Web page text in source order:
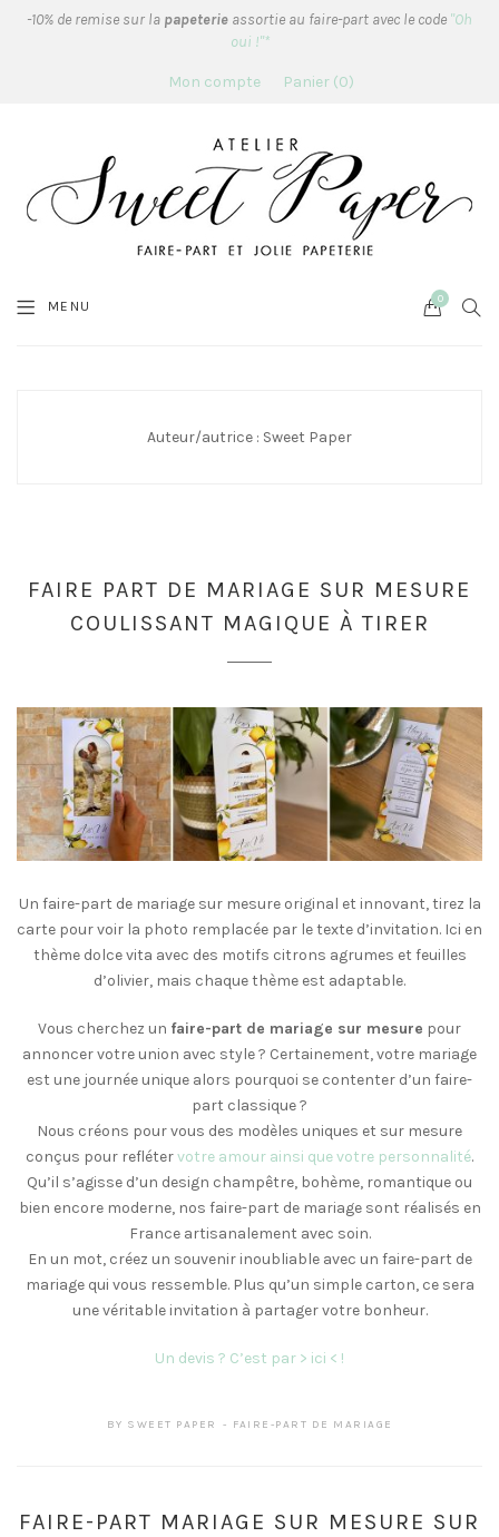
-10% de remise sur la papeterie assortie au faire-part avec le code "Oh
oui !"*
Mon compte Panier 0
MENU Cart
0
Auteur/autrice : Sweet Paper
FAIRE PART DE MARIAGE SUR MESURE
COULISSANT MAGIQUE À TIRER
Un faire-part de mariage sur mesure original et innovant, tirez la
carte pour voir la photo remplacée par le texte d’invitation. Ici en
thème dolce vita avec des motifs citrons agrumes et feuilles
d’olivier, mais chaque thème est adaptable.
Vous cherchez un faire-part de mariage sur mesure pour
annoncer votre union avec style ? Certainement, votre mariage
est une journée unique alors pourquoi se contenter d’un faire-
part classique ?
Nous créons pour vous des modèles uniques et sur mesure
conçus pour reflétervotre amour ainsi que votre personnalité.
Qu’il s’agisse d’un design champêtre, bohème, romantique ou
bien encore moderne, nos faire-part de mariage sont réalisés en
France artisanalement avec soin.
En un mot, créez un souvenir inoubliable avec un faire-part de
mariage qui vous ressemble. Plus qu’un simple carton, ce sera
une véritable invitation à partager votre bonheur.
Un devis ? C’est par > ici < !
BY SWEET PAPER FAIRE-PART DE MARIAGE
FAIRE-PART MARIAGE SUR MESURE SUR